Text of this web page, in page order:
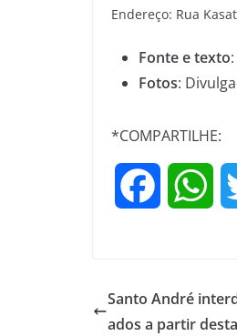
Endereço: Rua
Fonte e texto
Fotos:
*COMPARTILHE:
e t
Santo André
ados a partir